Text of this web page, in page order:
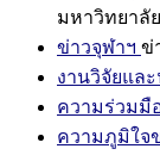
มหาวิทยาลัย
ข่าวจุฬาฯ ข่
งานวิจัยแล
ความร่วมมื
ความภูมิใจ